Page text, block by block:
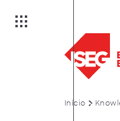
Início